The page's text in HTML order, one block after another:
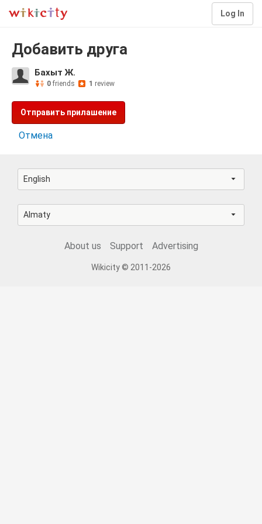
Log In
Добавить друга
Бахыт Ж.
0 friends 1 review
Отправить прилашение
Отмена
English
Almaty
About us Support Advertising
Wikicity © 2011-2026